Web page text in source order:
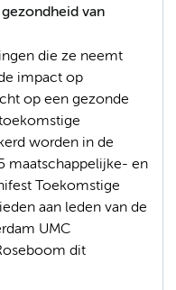
van
die ze neemt
impact op
op een gezonde
worden in de
maatschappelijke- en
Toekomstige
aan leden van de
UMC
dit